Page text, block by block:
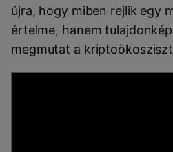
újra, hogy miben rejlik egy
értelme, hanem
megmutat a